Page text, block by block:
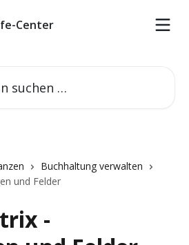
Buchhaltung verwalten
und Felder
-